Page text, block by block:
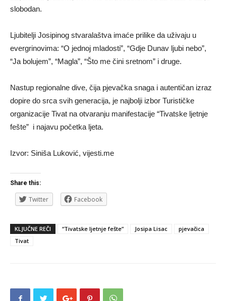
slobodan.
Ljubitelji Josipinog stvaralaštva imaće prilike da uživaju u
evergrinovima: “O jednoj mladosti”, “Gdje Dunav ljubi nebo”,
“Ja bolujem”, “Magla”, “Što me čini sretnom” i druge.
Nastup regionalne dive, čija pjevačka snaga i autentičan izraz
dopire do srca svih generacija, je najbolji izbor Turističke
organizacije Tivat na otvaranju manifestacije “Tivatske ljetnje
fešte” i najavu početka ljeta.
Izvor: Siniša Luković, vijesti.me
Share this:
Twitter Facebook
KLJUČNE REČI “Tivatske ljetnje fešte” Josipa Lisac
pjevačica
Tivat